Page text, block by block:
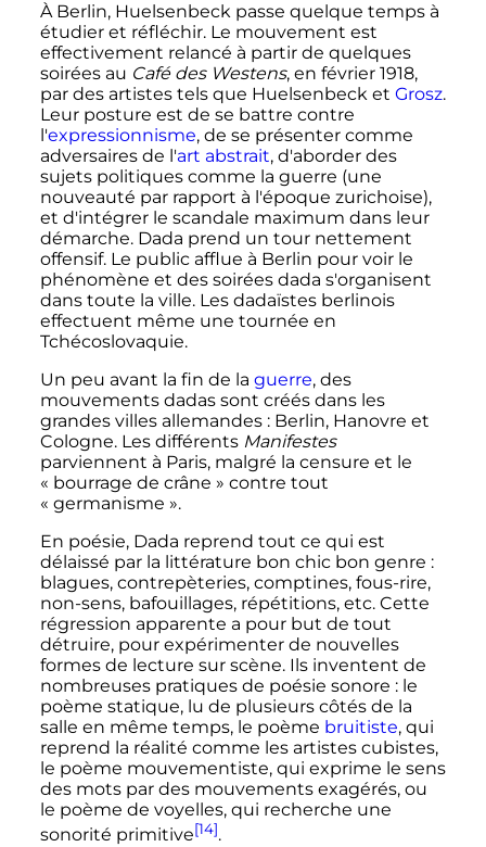
À Berlin, Huelsenbeck passe quelque temps à
étudier et réfléchir. Le mouvement est
effectivement relancé à partir de quelques
soirées au Café des Westens, en février 1918,
par des artistes tels que Huelsenbeck et Grosz.
Leur posture est de se battre contre
l'expressionnisme, de se présenter comme
adversaires de l'art abstrait, d'aborder des
sujets politiques comme la guerre (une
nouveauté par rapport à l'époque zurichoise),
et d'intégrer le scandale maximum dans leur
démarche. Dada prend un tour nettement
offensif. Le public afflue à Berlin pour voir le
phénomène et des soirées dada s'organisent
dans toute la ville. Les dadaïstes berlinois
effectuent même une tournée en
Tchécoslovaquie.
Un peu avant la fin de la guerre, des
mouvements dadas sont créés dans les
grandes villes allemandes : Berlin, Hanovre et
Cologne. Les différents Manifestes
parviennent à Paris, malgré la censure et le
« bourrage de crâne » contre tout
« germanisme ».
En poésie, Dada reprend tout ce qui est
délaissé par la littérature bon chic bon genre :
blagues, contrepèteries, comptines, fous-rire,
non-sens, bafouillages, répétitions, etc. Cette
régression apparente a pour but de tout
détruire, pour expérimenter de nouvelles
formes de lecture sur scène. Ils inventent de
nombreuses pratiques de poésie sonore : le
poème statique, lu de plusieurs côtés de la
salle en même temps, le poème bruitiste, qui
reprend la réalité comme les artistes cubistes,
le poème mouvementiste, qui exprime le sens
des mots par des mouvements exagérés, ou
le poème de voyelles, qui recherche une
sonorité primitive[14].